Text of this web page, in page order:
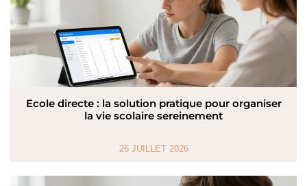
Ecole directe : la solution pratique pour organiser
la vie scolaire sereinement
26 JUILLET 2026